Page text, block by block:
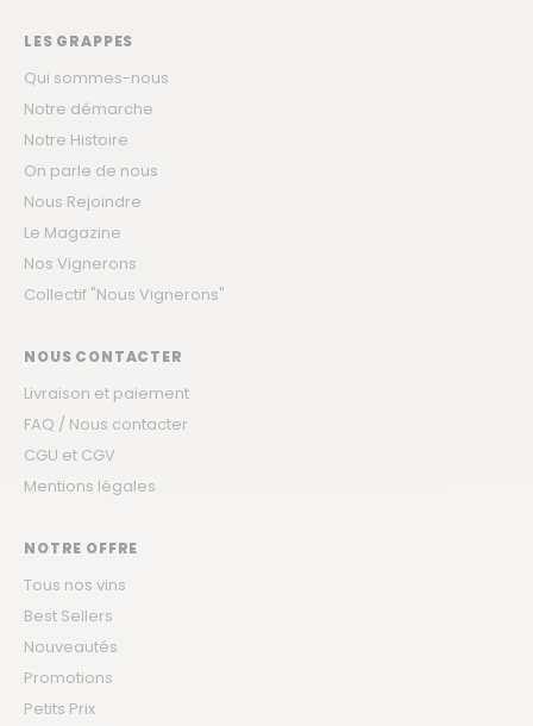
LES GRAPPES
Qui sommes-nous
Notre démarche
Notre Histoire
On parle de nous
Nous Rejoindre
Le Magazine
Nos Vignerons
Collectif "Nous Vignerons"
NOUS CONTACTER
Livraison et paiement
FAQ / Nous contacter
CGU et CGV
Mentions légales
NOTRE OFFRE
Tous nos vins
Best Sellers
Nouveautés
Promotions
Petits Prix